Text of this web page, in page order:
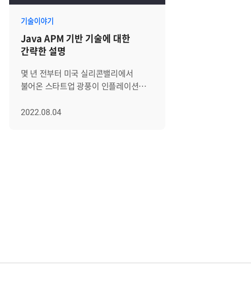
기술이야기
Java APM 기반 기술에 대한
간략한 설명
몇 년 전부터 미국 실리콘밸리에서
불어온 스타트업 광풍이 인플레이션과
전망 속에서 조금 사그러드는
영역에서 여전히 가장 많이 사용되는
2022.08.04